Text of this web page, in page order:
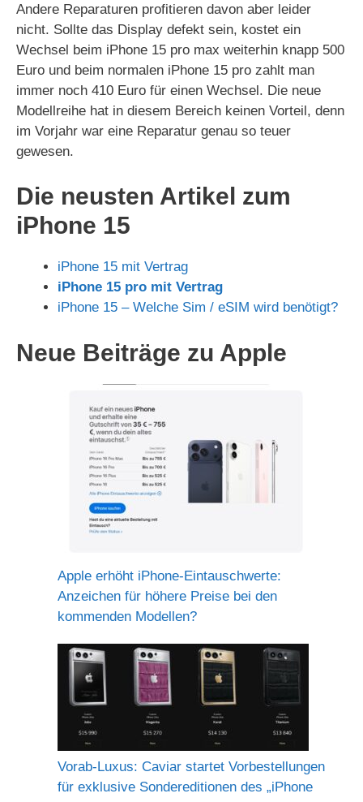
Andere Reparaturen profitieren davon aber leider
nicht. Sollte das Display defekt sein, kostet ein
Wechsel beim iPhone 15 pro max weiterhin knapp 500
Euro und beim normalen iPhone 15 pro zahlt man
immer noch 410 Euro für einen Wechsel. Die neue
Modellreihe hat in diesem Bereich keinen Vorteil, denn
im Vorjahr war eine Reparatur genau so teuer
gewesen.
Die neusten Artikel zum
iPhone 15
iPhone 15 mit Vertrag
iPhone 15 pro mit Vertrag
iPhone 15 – Welche Sim / eSIM wird benötigt?
Neue Beiträge zu Apple
Apple erhöht iPhone-Eintauschwerte:
Anzeichen für höhere Preise bei den
kommenden Modellen?
Vorab-Luxus: Caviar startet Vorbestellungen
für exklusive Sondereditionen des „iPhone